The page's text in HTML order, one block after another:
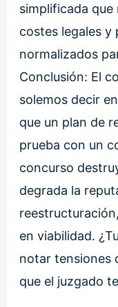
simplificada
costes legales y
normalizados
Conclusión: El
solemos decir
que un plan de
prueba con un
concurso
degrada la
en viabilidad.
notar tensiones
que el juzgado